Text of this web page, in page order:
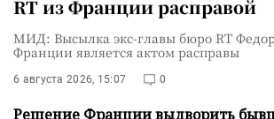
RT из Франции расправой
МИД: Высылка экс-главы бюро RT
Франции является актом расправы
6 августа 2026, 15:07 0
Решение Франции выдворить